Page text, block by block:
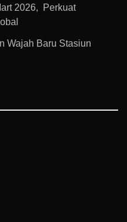
2026, Perkuat
Wajah Baru Stasiun